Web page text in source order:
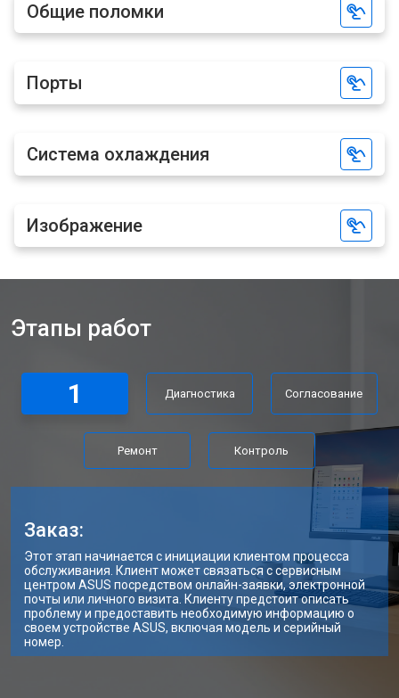
Общие поломки
Порты
Система охлаждения
Изображение
Этапы работ
1 Диагностика Согласование
Ремонт Контроль
Заказ:
Этот этап начинается с инициации клиентом процесса
обслуживания. Клиент может связаться с сервисным
центром ASUS посредством онлайн-заявки, электронной
почты или личного визита. Клиенту предстоит описать
проблему и предоставить необходимую информацию о
своем устройстве ASUS, включая модель и серийный
номер.